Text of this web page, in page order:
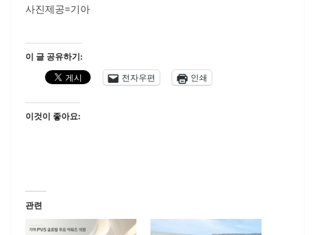
사진제공=기아
이 글 공유하기:
전자우편
인쇄
이것이 좋아요:
관련